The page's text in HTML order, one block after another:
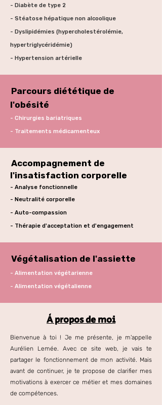
- Diabète de type 2
- Stéatose hépatique non alcoolique
- Dyslipidémies (hypercholestérolémie,
hypertriglycéridémie)
- Hypertension artérielle
Parcours diététique de
l'obésité
- Chirurgies bariatriques
- Traitements médicamenteux
Accompagnement de
l'insatisfaction corporelle
- Analyse fonctionnelle
- Neutralité corporelle
- Auto-compassion
- Thérapie d'acceptation et d'engagement
Végétalisation de l'assiette
- Alimentation végétarienne
- Alimentation végétalienne
À propos de moi
Bienvenue à toi ! Je me présente, je m'appelle
Aurélien Lemée. Avec ce site web, je vais te
partager le fonctionnement de mon activité. Mais
avant de continuer, je te propose de clarifier mes
motivations à exercer ce métier et mes domaines
de compétences.